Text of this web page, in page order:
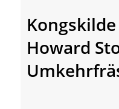
Howard